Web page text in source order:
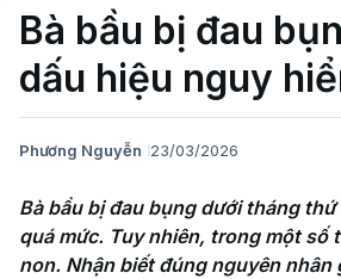
Bà bầu bị đau
dấu hiệu nguy
Phương Nguyễn 23/03/2026
Bà bầu bị đau bụng dưới tháng
quá mức. Tuy nhiên, trong một số
non. Nhận biết đúng nguyên nhân